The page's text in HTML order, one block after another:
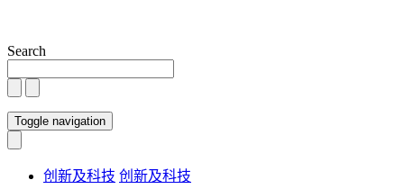
Search
Toggle navigation
创新及科技 创新及科技